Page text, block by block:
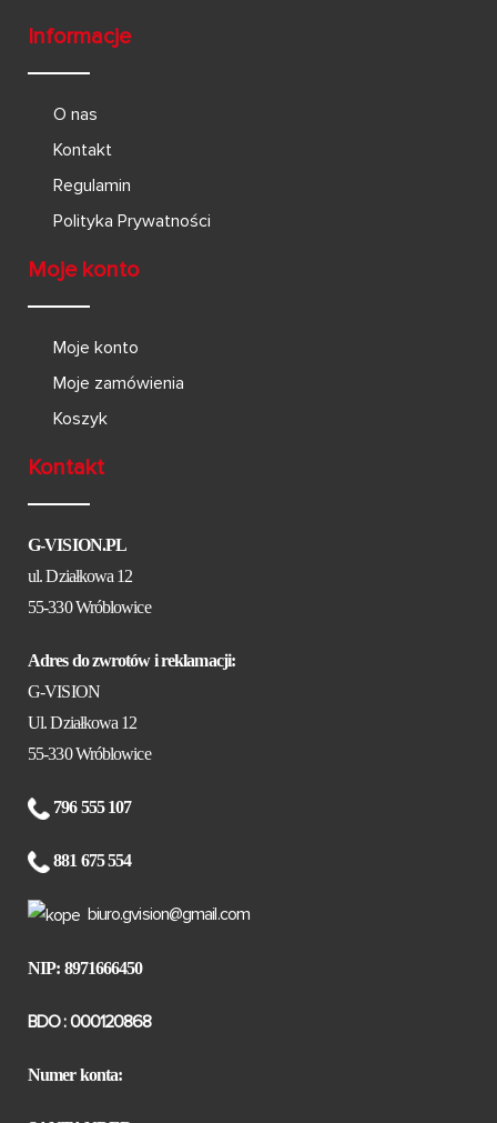
Informacje
O nas
Kontakt
Regulamin
Polityka Prywatności
Moje konto
Moje konto
Moje zamówienia
Koszyk
Kontakt
G-VISION.PL
ul. Działkowa 12
55-330 Wróblowice
Adres do zwrotów i reklamacji:
G-VISION
Ul. Działkowa 12
55-330 Wróblowice
796 555 107
881 675 554
biuro.gvision@gmail.com
NIP: 8971666450
BDO : 000120868
Numer konta: